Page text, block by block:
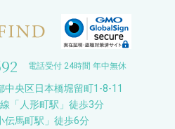
電話受付 24時間 年中無休
央区日本橋堀留町1-8-11
「人形町駅」徒歩3分
伝馬町駅」徒歩6分